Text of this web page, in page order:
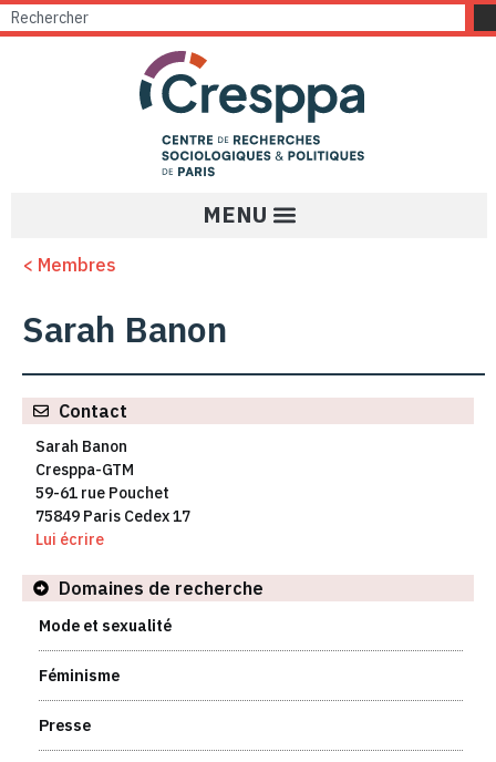
< Membres
Sarah Banon
Contact
Sarah Banon
Cresppa-GTM
59-61 rue Pouchet
75849 Paris Cedex 17
Lui écrire
Domaines de recherche
Mode et sexualité
Féminisme
Presse